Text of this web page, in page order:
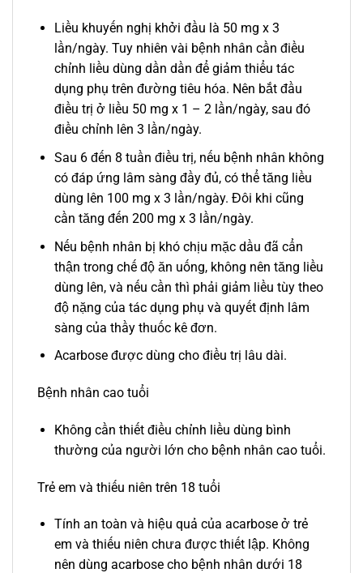
Liều khuyến nghị khởi đầu là 50 mg x 3
lần/ngày. Tuy nhiên vài bệnh nhân cần điều
chỉnh liều dùng dần dần để giảm thiểu tác
dụng phụ trên đường tiêu hóa. Nên bắt đầu
điều trị ở liều 50 mg x 1 – 2 lần/ngày, sau đó
điều chỉnh lên 3 lần/ngày.
Sau 6 đến 8 tuần điều trị, nếu bệnh nhân không
có đáp ứng lâm sàng đầy đủ, có thể tăng liều
dùng lên 100 mg x 3 lần/ngày. Đôi khi cũng
cần tăng đến 200 mg x 3 lần/ngày.
Nếu bệnh nhân bị khó chịu mặc dầu đã cẩn
thận trong chế độ ăn uống, không nên tăng liều
dùng lên, và nếu cần thì phải giảm liều tùy theo
độ nặng của tác dụng phụ và quyết định lâm
sàng của thầy thuốc kê đơn.
Acarbose được dùng cho điều trị lâu dài.
Bệnh nhân cao tuổi
Không cần thiết điều chỉnh liều dùng bình
thường của người lớn cho bệnh nhân cao tuổi.
Trẻ em và thiếu niên trên 18 tuổi
Tính an toàn và hiệu quả của acarbose ở trẻ
em và thiếu niên chưa được thiết lập. Không
nên dùng acarbose cho bệnh nhân dưới 18